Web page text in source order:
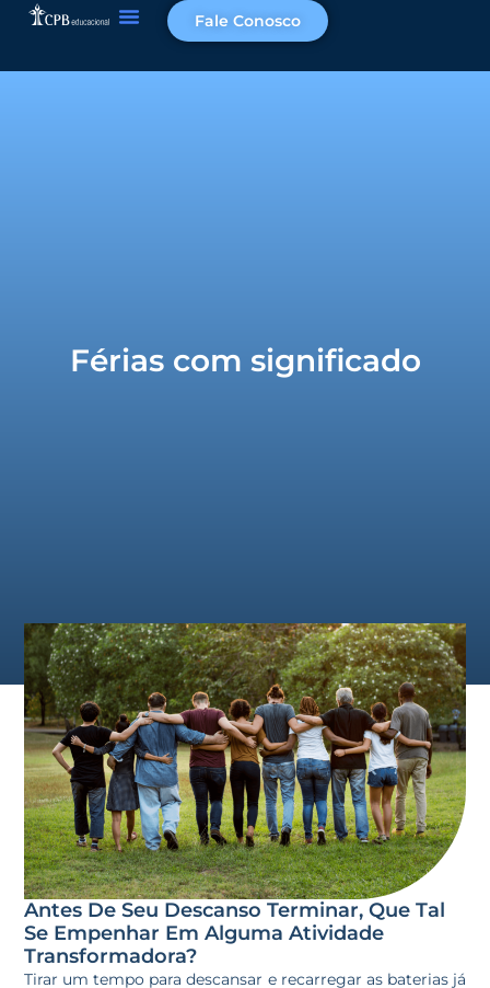
Fale Conosco
Férias com significado
Antes De Seu Descanso Terminar, Que Tal
Se Empenhar Em Alguma Atividade
Transformadora?
Tirar um tempo para descansar e recarregar as baterias já